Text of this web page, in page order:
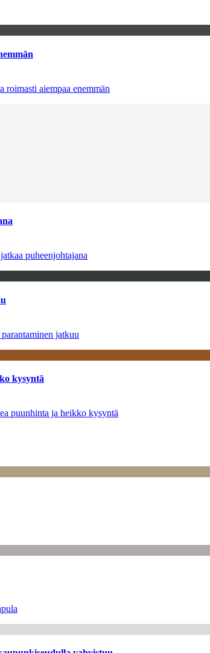
aiempaa enemmän
puheenjohtajana
jatkuu
kysyntä
puunhinta ja heikko kysyntä